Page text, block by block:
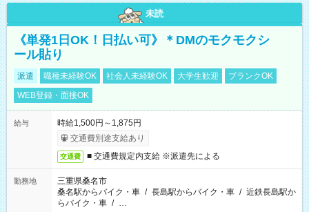
未読
《単発1日OK！日払い可》＊DMのモクモクシ
ール貼り
派遣 職種未経験OK 社会人未経験OK 大学生歓迎
ブランクOK
WEB登録・面接OK
給与
時給1,500円～1,875円
交通費別途支給あり
交通費 ■ 交通費規定内支給 ※派遣先による
勤務地
三重県桑名市
桑名駅からバイク・車 / 長島駅からバイク・車 / 近鉄長島駅か
らバイク・車 / …